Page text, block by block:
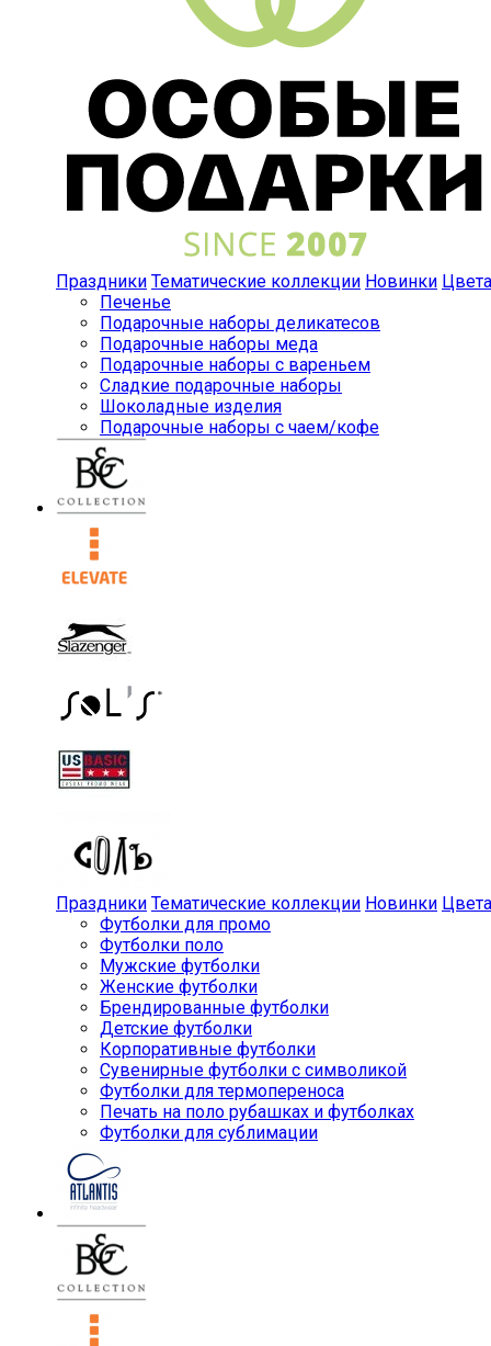
Праздники Тематические коллекции Новинки Цвета
Печенье
Подарочные наборы деликатесов
Подарочные наборы меда
Подарочные наборы с вареньем
Сладкие подарочные наборы
Шоколадные изделия
Подарочные наборы с чаем/кофе
Праздники Тематические коллекции Новинки Цвета
Футболки для промо
Футболки поло
Мужские футболки
Женские футболки
Брендированные футболки
Детские футболки
Корпоративные футболки
Сувенирные футболки с символикой
Футболки для термопереноса
Печать на поло рубашках и футболках
Футболки для сублимации